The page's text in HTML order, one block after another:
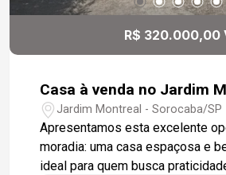
visita. Seu novo lar está te
R$ 320.000,00
Casa à venda no Jardim
Jardim Montreal - Sorocaba/SP
Apresentamos esta excelente
moradia: uma casa espaçosa e
ideal para quem busca